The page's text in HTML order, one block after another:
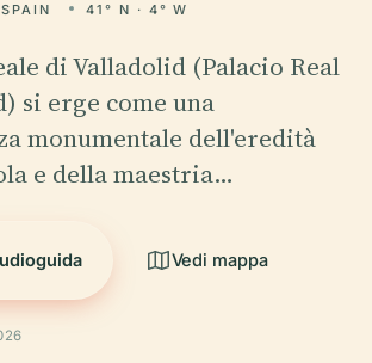
SPAIN 41° N · 4° W
di Valladolid (Palacio Real
si erge come una
monumentale dell'eredità
e della maestria…
Vedi mappa